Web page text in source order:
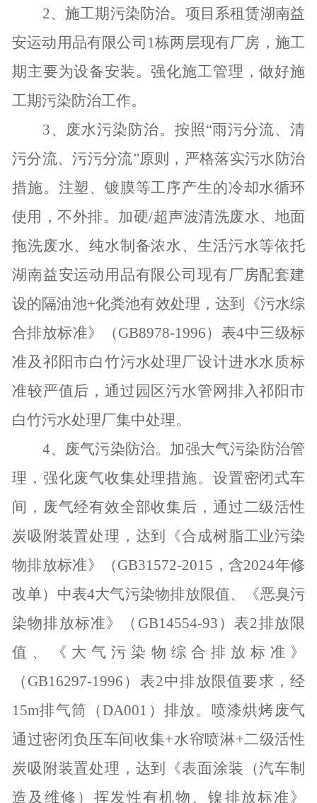
2、施工期污染防治。项目系租赁湖南益
安运动用品有限公司 1栋两层现有厂房，施工
期主要为设备安装。强化施工管理，做好施
工期污染防治工作。
3、废水污染防治。按照“雨污分流、清
污分流、污污分流”原则，严格落实污水防治
措施。注塑、镀膜等工序产生的冷却水循环
使用，不外排。加硬/超声波清洗废水、地面
拖洗废水、纯水制备浓水、生活污水等依托
湖南益安运动用品有限公司现有厂房配套建
设的隔油池+化粪池有效处理，达到《污水综
合排放标准》（GB8978-1996）表4中三级标
准及祁阳市白竹污水处理厂设计进水水质标
准较严值后，通过园区污水管网排入祁阳市
白竹污水处理厂集中处理。
4、废气污染防治。加强大气污染防治管
理，强化废气收集处理措施。设置密闭式车
间，废气经有效全部收集后，通过二级活性
炭吸附装置处理，达到《合成树脂工业污染
物排放标准》（GB31572-2015 ，含2024年修
改单）中表4大气污染物排放限值、《恶臭污
染物排放标准》（ GB14554-93 ）表2排放限
值、《大气污染物综合排放标准》
（ GB16297-1996 ）表2中排放限值要求，经
15m排气筒（DA001 ）排放。喷漆烘烤废气
通过密闭负压车间收集+水帘喷淋+二级活性
炭吸附装置处理，达到《表面涂装（汽车制
造及维修）挥发性有机物、镍排放标准》